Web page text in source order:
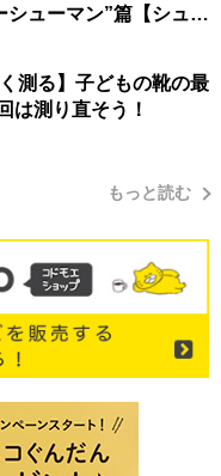
ューマン”篇【シュー
測る】子どもの靴の最
は測り直そう！
もっと読む